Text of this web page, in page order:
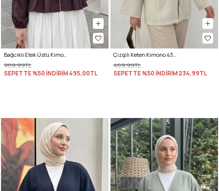
Bağcıklı Etek Üstü Kimono Y0126 - MÜRDÜM
989,99TL
SEPETTE %50 İNDİRİM495,00TL
Çizgili Keten Kimono 43481 - AÇIK YEŞİL
469,99TL
SEPETTE %50 İNDİRİM234,99TL